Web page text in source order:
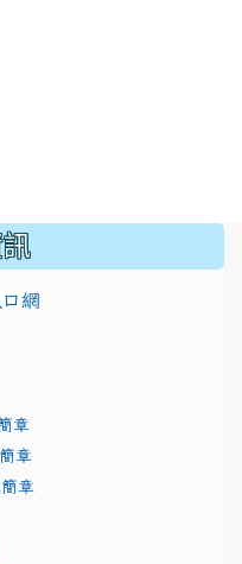
網
modules/
章
章
章
presentation/d/